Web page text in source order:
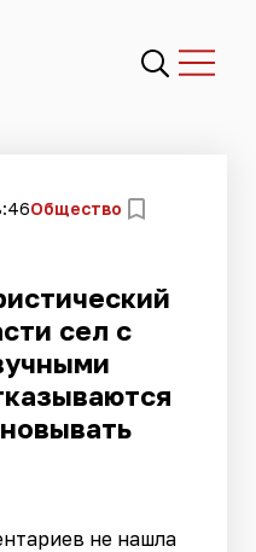
Общество
сел с
не нашла